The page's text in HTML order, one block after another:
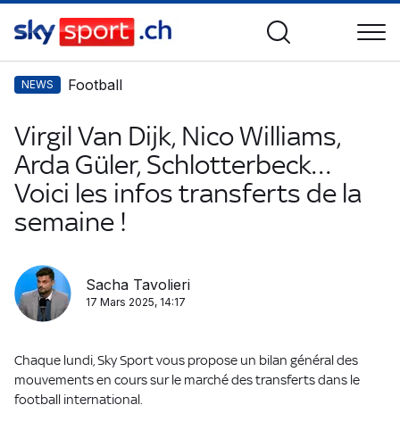
NEWS Football
Virgil Van Dijk, Nico Williams,
Arda Güler, Schlotterbeck…
Voici les infos transferts de la
semaine !
Sacha Tavolieri
17 Mars 2025, 14:17
Chaque lundi, Sky Sport vous propose un bilan général des
mouvements en cours sur le marché des transferts dans le
football international.